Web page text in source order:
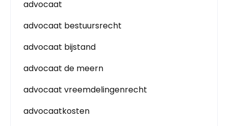
advocaat
advocaat bestuursrecht
advocaat bijstand
advocaat de meern
advocaat vreemdelingenrecht
advocaatkosten